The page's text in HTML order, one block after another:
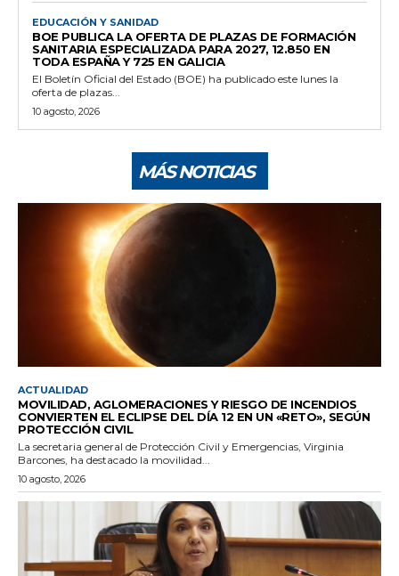
EDUCACIÓN Y SANIDAD
BOE PUBLICA LA OFERTA DE PLAZAS DE FORMACIÓN
SANITARIA ESPECIALIZADA PARA 2027, 12.850 EN
TODA ESPAÑA Y 725 EN GALICIA
El Boletín Oficial del Estado (BOE) ha publicado este lunes la
oferta de plazas...
10 agosto, 2026
MÁS NOTICIAS
ACTUALIDAD
MOVILIDAD, AGLOMERACIONES Y RIESGO DE INCENDIOS
CONVIERTEN EL ECLIPSE DEL DÍA 12 EN UN «RETO», SEGÚN
PROTECCIÓN CIVIL
La secretaria general de Protección Civil y Emergencias, Virginia
Barcones, ha destacado la movilidad...
10 agosto, 2026